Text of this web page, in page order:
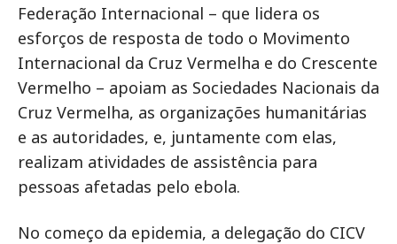
Federação Internacional – que lidera os
esforços de resposta de todo o Movimento
Internacional da Cruz Vermelha e do Crescente
Vermelho – apoiam as Sociedades Nacionais da
Cruz Vermelha, as organizações humanitárias
e as autoridades, e, juntamente com elas,
realizam atividades de assistência para
pessoas afetadas pelo ebola.
No começo da epidemia, a delegação do CICV